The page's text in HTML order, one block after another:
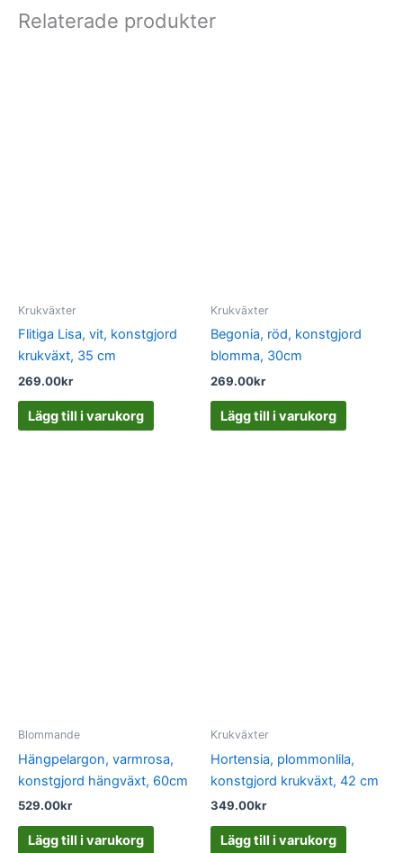
Relaterade produkter
Krukväxter
Flitiga Lisa, vit, konstgjord
krukväxt, 35 cm
269.00kr
Lägg till i varukorg
Krukväxter
Begonia, röd, konstgjord
blomma, 30cm
269.00kr
Lägg till i varukorg
Blommande
Hängpelargon, varmrosa,
konstgjord hängväxt, 60cm
529.00kr
Lägg till i varukorg
Krukväxter
Hortensia, plommonlila,
konstgjord krukväxt, 42 cm
349.00kr
Lägg till i varukorg